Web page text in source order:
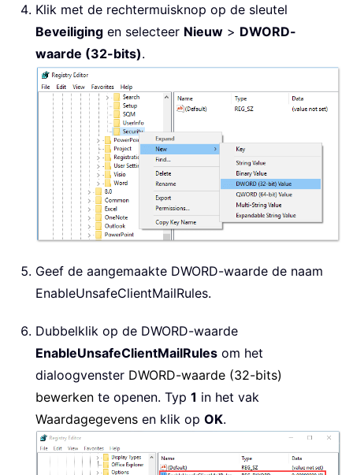
Klik met de rechtermuisknop op de sleutel
Beveiliging en selecteer Nieuw > DWORD-
waarde (32-bits).
Geef de aangemaakte DWORD-waarde de naam
EnableUnsafeClientMailRules.
Dubbelklik op de DWORD-waarde
EnableUnsafeClientMailRules om het
dialoogvenster DWORD-waarde (32-bits)
bewerken te openen. Typ 1 in het vak
Waardagegevens en klik op OK.